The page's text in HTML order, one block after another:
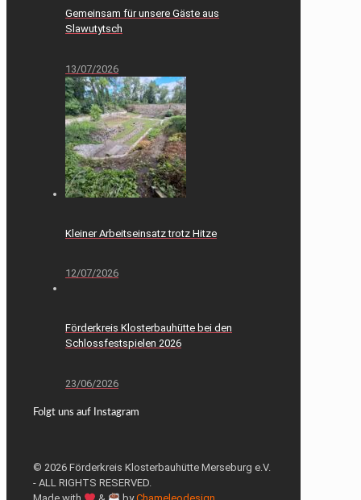
Gemeinsam für unsere Gäste aus
Slawutytsch
13/07/2026
Kleiner Arbeitseinsatz trotz Hitze
12/07/2026
Förderkreis Klosterbauhütte bei den
Schlossfestspielen 2026
23/06/2026
Folgt uns auf Instagram
© 2026 Förderkreis Klosterbauhütte Merseburg e.V.
- ALL RIGHTS RESERVED.